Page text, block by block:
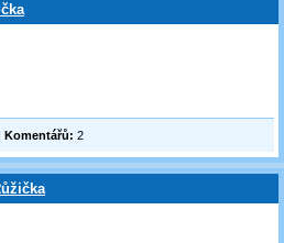
|Komentářů: 2